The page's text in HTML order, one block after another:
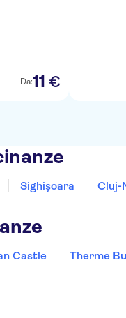
Da:11 €
Sighișoara Cluj-
Castle Therme